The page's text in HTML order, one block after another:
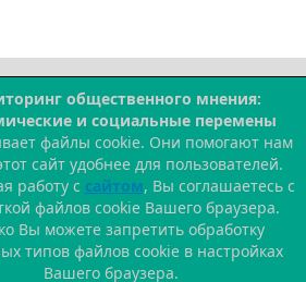
общественного мнения:
и социальные перемены
файлы cookie. Они помогают нам
сайт удобнее для пользователей.
работу с сайтом, Вы соглашаетесь с
файлов cookie Вашего браузера.
Вы можете запретить обработку
типов файлов cookie в настройках
Вашего браузера.